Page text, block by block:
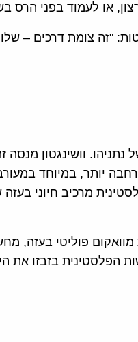
או לעמוד בפני הרס
"זה צומת דרכים –
וושינגטון מנסה
יותר, במיוחד
מרכיב חיוני
פוליטי בעזה,
הפלסטינית בזבזו את